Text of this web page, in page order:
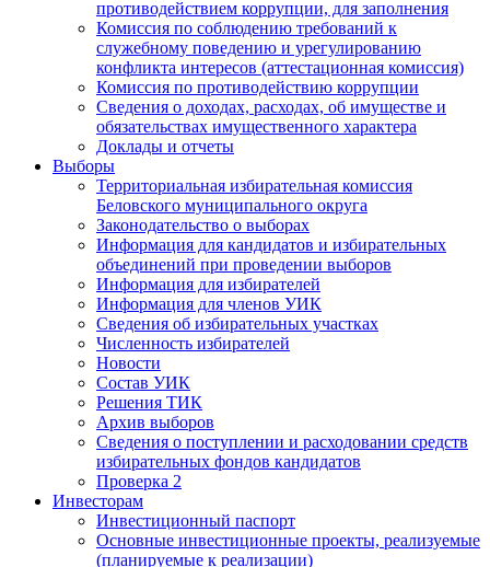
противодействием коррупции, для заполнения
Комиссия по соблюдению требований к
служебному поведению и урегулированию
конфликта интересов (аттестационная комиссия)
Комиссия по противодействию коррупции
Сведения о доходах, расходах, об имуществе и
обязательствах имущественного характера
Доклады и отчеты
Выборы
Территориальная избирательная комиссия
Беловского муниципального округа
Законодательство о выборах
Информация для кандидатов и избирательных
объединений при проведении выборов
Информация для избирателей
Информация для членов УИК
Сведения об избирательных участках
Численность избирателей
Новости
Состав УИК
Решения ТИК
Архив выборов
Сведения о поступлении и расходовании средств
избирательных фондов кандидатов
Проверка 2
Инвесторам
Инвестиционный паспорт
Основные инвестиционные проекты, реализуемые
(планируемые к реализации)